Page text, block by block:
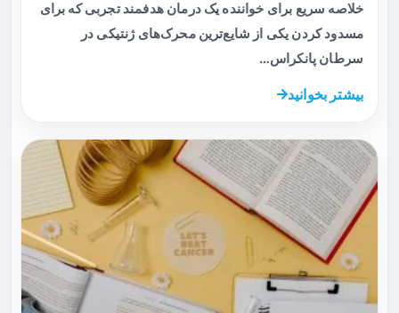
خلاصه سریع برای خواننده یک درمان هدفمند تجربی که برای
مسدود کردن یکی از شایع‌ترین محرک‌های ژنتیکی در
سرطان پانکراس…
بیشتر بخوانید